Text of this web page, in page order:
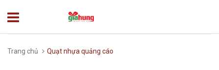
Trang chủ Quạt nhựa quảng cáo